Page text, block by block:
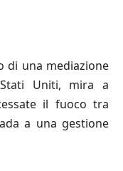
di una mediazione
Uniti, mira a
il fuoco tra
a una gestione